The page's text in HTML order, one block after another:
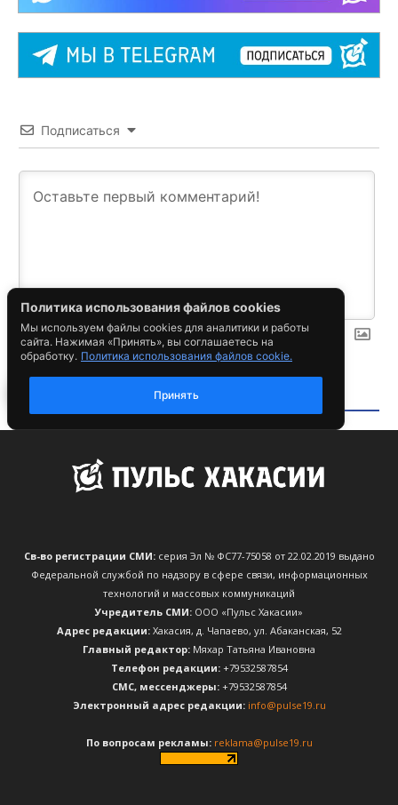
Св-во регистрации СМИ:серия Эл № ФС77-75058 от 22.02.2019 выдано
Федеральной службой по надзору в сфере связи, информационных
технологий и массовых коммуникаций
Учредитель СМИ: ООО «Пульс Хакасии»
Адрес редакции:Хакасия, д. Чапаево, ул. Абаканская, 52
Главный редактор: Мяхар Татьяна Ивановна
Телефон редакции:+79532587854
CМС, мессенджеры:+79532587854
Электронный адрес редакции: info@pulse19.ru
По вопросам рекламы: reklama@pulse19.ru